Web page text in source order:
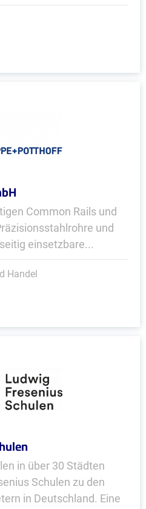
Common Rails und
und
einsetzbare...
Handel
in über 30 Städten
Schulen zu den
in Deutschland. Eine